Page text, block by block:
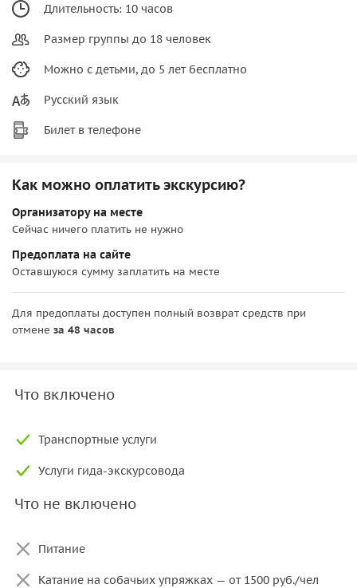
Длительность: 10 часов
Размер группы до 18 человек
Можно с детьми, до 5 лет бесплатно
Русский язык
Билет в телефоне
Как можно оплатить экскурсию?
Организатору на месте
Сейчас ничего платить не нужно
Предоплата на сайте
Оставшуюся сумму заплатить на месте
Для предоплаты доступен полный возврат средств при
отмене за 48 часов
Что включено
Транспортные услуги
Услуги гида-экскурсовода
Что не включено
Питание
Катание на собачьих упряжках — от 1500 руб./чел